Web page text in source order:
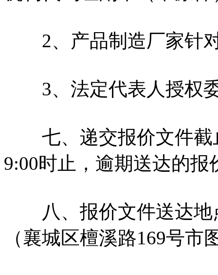
2、产品制造厂家针对
3、法定代表人授权
七、递交报价文件截
9:00时止，逾期送达的报
八、报价文件送达地
（襄城区檀溪路169号